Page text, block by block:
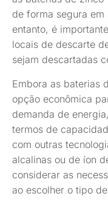
de forma segura
entanto, é
locais de descarte
sejam descartadas
Embora as baterias
opção econômica
demanda de
termos de
com outras
alcalinas ou de íon
considerar as
ao escolher o tipo